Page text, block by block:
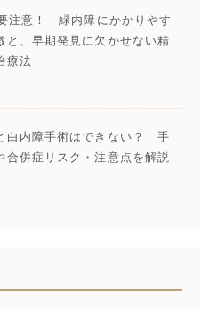
注意！ 緑内障にかかりやす
と、早期発見に欠かせない精
療法
白内障手術はできない？ 手
合併症リスク・注意点を解説